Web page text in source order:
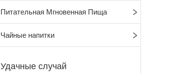
Питательная Мгновенная Пища
Чайные напитки
Удачные случай